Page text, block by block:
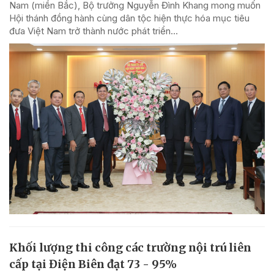
Nam (miền Bắc), Bộ trưởng Nguyễn Đình Khang mong muốn
Hội thánh đồng hành cùng dân tộc hiện thực hóa mục tiêu
đưa Việt Nam trở thành nước phát triển...
Khối lượng thi công các trường nội trú liên
cấp tại Điện Biên đạt 73 - 95%